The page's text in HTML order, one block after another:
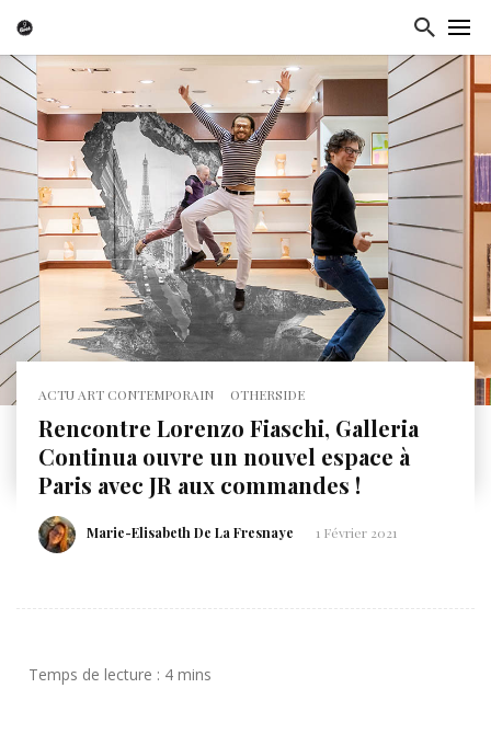
ACTU ART CONTEMPORAIN OTHERSIDE
Rencontre Lorenzo Fiaschi, Galleria
Continua ouvre un nouvel espace à
Paris avec JR aux commandes !
Marie-Elisabeth De La Fresnaye 1 Février 2021